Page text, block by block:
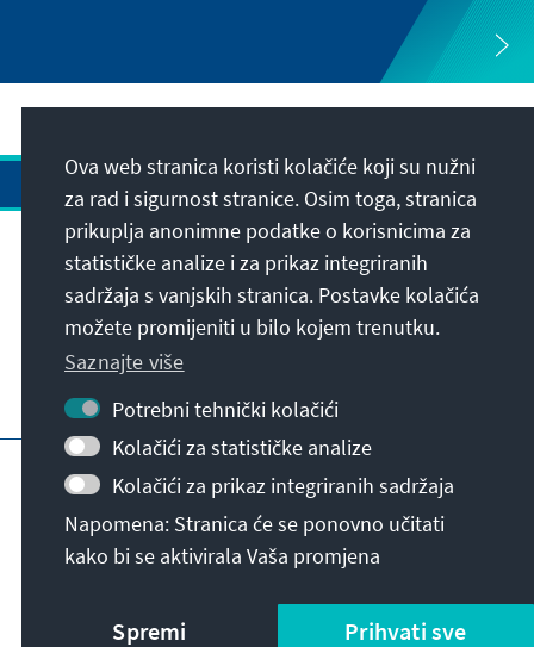
Adresa
Kontakt
Posjetite također
Početna stranica KAS-a
Zaštita podataka
Uvjeti korištenja
Declaration on accessibility
prijavna prepreka
© Konrad-Adenauer-Stiftung e.V. 2026
Ova web stranica koristi kolačiće koji su nužni
za rad i sigurnost stranice. Osim toga, stranica
prikuplja anonimne podatke o korisnicima za
statističke analize i za prikaz integriranih
sadržaja s vanjskih stranica. Postavke kolačića
možete promijeniti u bilo kojem trenutku.
Saznajte više
Potrebni tehnički kolačići
Kolačići za statističke analize
Kolačići za prikaz integriranih sadržaja
Napomena: Stranica će se ponovno učitati
kako bi se aktivirala Vaša promjena
Spremi Prihvati sve